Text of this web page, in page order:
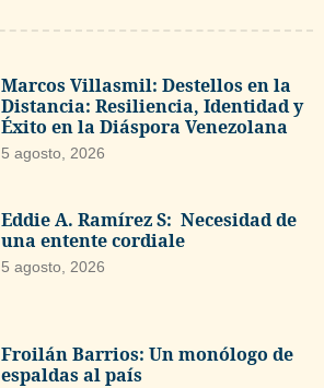
Marcos Villasmil: Destellos en la
Distancia: Resiliencia, Identidad y
Éxito en la Diáspora Venezolana
5 agosto, 2026
Eddie A. Ramírez S: Necesidad de
una entente cordiale
5 agosto, 2026
Froilán Barrios: Un monólogo de
espaldas al país